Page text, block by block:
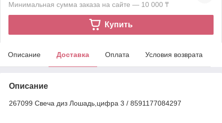
Минимальная сумма заказа на сайте — 10 000 ₸
Купить
Описание Доставка Оплата Условия возврата
Описание
267099 Свеча диз Лошадь,цифра 3 / 8591177084297